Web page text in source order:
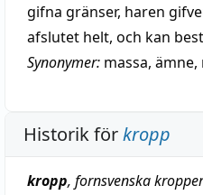
gifna gränser, haren
afslutet helt, och kan
Synonymer: massa, ämne,
Historik förkropp
kropp, fornsvenska kropper